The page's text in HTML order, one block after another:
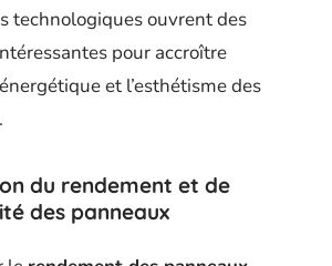
technologiques ouvrent des
pour accroître
et l’esthétisme des
du rendement et de
des panneaux